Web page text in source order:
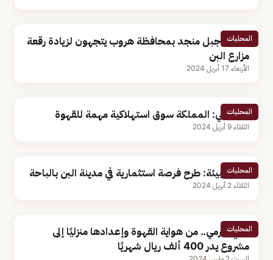
المحليات
مزارعو جبل منجد بمحافظة هروب يتجهون لزيادة رقعة
مزارع البن
الأربعاء 17 أبريل 2024
المحليات
أكاديمي: المملكة سوق استهلاكية مهمة للقهوة
الثلاثاء 9 أبريل 2024
المحليات
وزارة البيئة: طرح فرصة استثمارية في مدينة البن بالباحة
الثلاثاء 2 أبريل 2024
المحليات
رامي خرمي.. من هواية القهوة وإعدادها منزليًا إلى
مشروع يدر 400 ألف ريال شهريًا